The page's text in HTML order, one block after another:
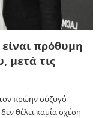
πρόθυμη
μετά τις
πρώην σύζυγό
θέλει καμία σχέση